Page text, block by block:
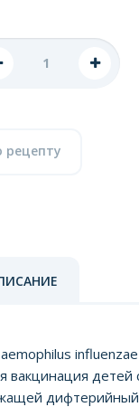
рецепту
вакцинация детей